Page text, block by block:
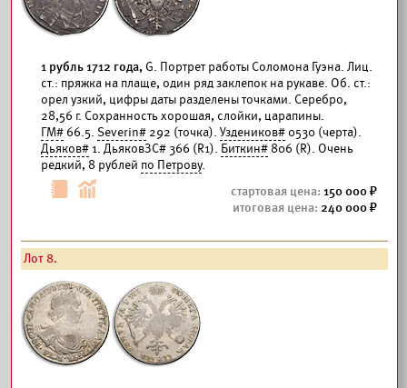
1 рубль 1712 года, G. Портрет работы Соломона Гуэна. Лиц.
ст.: пряжка на плаще, один ряд заклепок на рукаве. Об. ст.:
орел узкий, цифры даты разделены точками. Серебро,
28,56 г. Сохранность хорошая, слойки, царапины.
ГМ# 66.5. Severin# 292 (точка). Уздеников# 0530 (черта).
Дьяков# 1. ДьяковЗС# 366 (R1). Биткин# 806 (R). Очень
редкий, 8 рублей по Петрову.
150 000
240 000
Лот 8.